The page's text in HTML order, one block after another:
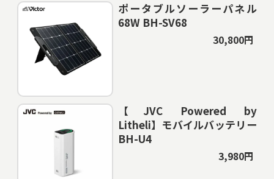
ポータブルソーラーパネル
68W BH-SV68
30,800円
【JVC Powered by
Litheli】モバイルバッテリー
BH-U4
3,980円